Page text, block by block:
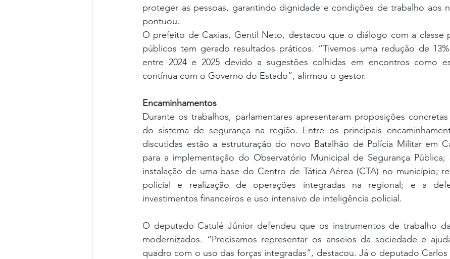
proteger as pessoas, garantindo dignidade e condições de trabalho aos
pontuou.
O prefeito de Caxias, Gentil Neto, destacou que o diálogo com a classe
públicos tem gerado resultados práticos. “Tivemos uma redução de
entre 2024 e 2025 devido a sugestões colhidas em encontros como
contínua com o Governo do Estado”, afirmou o gestor.
Encaminhamentos
Durante os trabalhos, parlamentares apresentaram proposições
do sistema de segurança na região. Entre os principais
discutidas estão a estruturação do novo Batalhão de Polícia Militar em
para a implementação do Observatório Municipal de Segurança Pública;
instalação de uma base do Centro de Tática Aérea (CTA) no município;
policial e realização de operações integradas na regional; e a
investimentos financeiros e uso intensivo de inteligência policial.
O deputado Catulé Júnior defendeu que os instrumentos de trabalho
modernizados. “Precisamos representar os anseios da sociedade e
quadro com o uso das forças integradas”, destacou. Já o deputado